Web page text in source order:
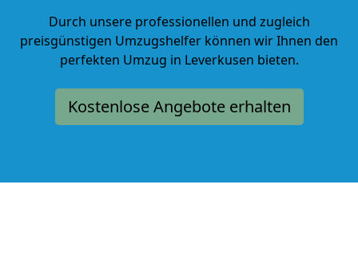
Durch unsere professionellen und zugleich
preisgünstigen Umzugshelfer können wir Ihnen den
perfekten Umzug in Leverkusen bieten.
Kostenlose Angebote erhalten